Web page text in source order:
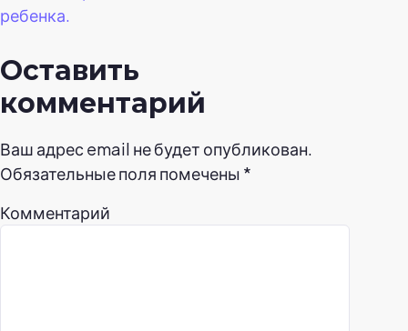
ребенка.
Оставить
комментарий
Ваш адрес email не будет опубликован.
Обязательные поля помечены *
Комментарий